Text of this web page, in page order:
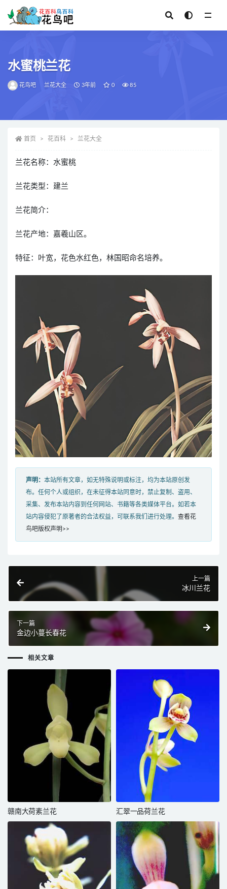
水蜜桃兰花
花鸟吧 兰花大全 3年前 0 85
首页 花百科 兰花大全
兰花名称：水蜜桃
兰花类型：建兰
兰花简介：
兰花产地：嘉羲山区。
特征：叶宽，花色水红色，林国昭命名培养。
声明： 本站所有文章，如无特殊说明或标注，均为本站原创发
布。任何个人或组织，在未征得本站同意时，禁止复制、盗用、
采集、发布本站内容到任何网站、书籍等各类媒体平台。如若本
站内容侵犯了原著者的合法权益，可联系我们进行处理。 查看花
鸟吧版权声明>>
上一篇
冰川兰花
下一篇
金边小蔓长春花
相关文章
赣南大荷素兰花 汇翠一品荷兰花